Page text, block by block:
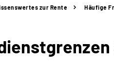
zur Rente Häufige